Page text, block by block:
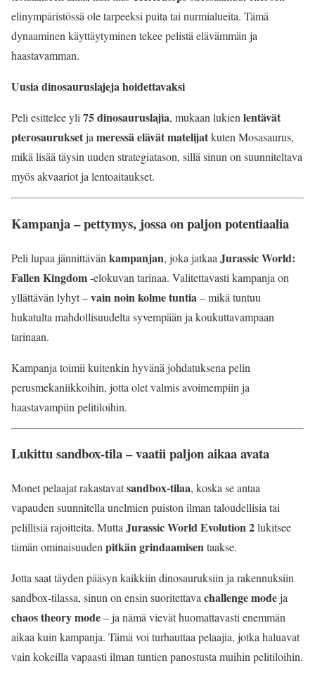
elinympäristössä ole tarpeeksi puita tai nurmialueita. Tämä
dynaaminen käyttäytyminen tekee pelistä elävämmän ja
haastavamman.
Uusia dinosauruslajeja hoidettavaksi
Peli esittelee yli75 dinosauruslajia, mukaan lukienlentävät
pterosauruksetjameressä elävät matelijatkuten Mosasaurus,
mikä lisää täysin uuden strategiatason, sillä sinun on suunniteltava
myös akvaariot ja lentoaitaukset.
Kampanja – pettymys, jossa on paljon potentiaalia
Peli lupaa jännittävän kampanjan, joka jatkaa Jurassic World:
Fallen Kingdom-elokuvan tarinaa. Valitettavasti kampanja on
yllättävän lyhyt –vain noin kolme tuntia– mikä tuntuu
hukatulta mahdollisuudelta syvempään ja koukuttavampaan
tarinaan.
Kampanja toimii kuitenkin hyvänä johdatuksena pelin
perusmekaniikkoihin, jotta olet valmis avoimempiin ja
haastavampiin pelitiloihin.
Lukittu sandbox-tila – vaatii paljon aikaa avata
Monet pelaajat rakastavatsandbox-tilaa, koska se antaa
vapauden suunnitella unelmien puiston ilman taloudellisia tai
pelillisiä rajoitteita. Mutta Jurassic World Evolution 2lukitsee
tämän ominaisuuden pitkän grindaamisentaakse.
Jotta saat täyden pääsyn kaikkiin dinosauruksiin ja rakennuksiin
sandbox-tilassa, sinun on ensin suoritettava challenge modeja
chaos theory mode– ja nämä vievät huomattavasti enemmän
aikaa kuin kampanja. Tämä voi turhauttaa pelaajia, jotka haluavat
vain kokeilla vapaasti ilman tuntien panostusta muihin pelitiloihin.